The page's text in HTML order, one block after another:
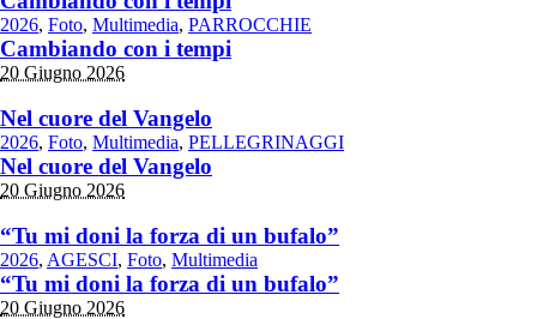
2026, Foto, Multimedia, PARROCCHIE
Cambiando con i tempi
20 Giugno 2026
Nel cuore del Vangelo
2026, Foto, Multimedia, PELLEGRINAGGI
Nel cuore del Vangelo
20 Giugno 2026
“Tu mi doni la forza di un bufalo”
2026, AGESCI, Foto, Multimedia
“Tu mi doni la forza di un bufalo”
20 Giugno 2026